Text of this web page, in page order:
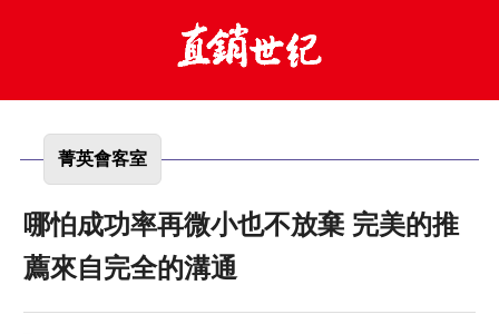
菁英會客室
哪怕成功率再微小也不放棄 完美的推
薦來自完全的溝通